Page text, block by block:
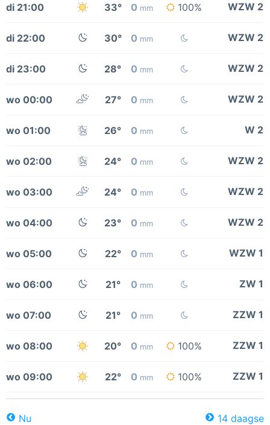
di 21:00 33° 0 mm 100% WZW 2
di 22:00 30° 0 mm WZW 2
di 23:00 28° 0 mm WZW 2
wo 00:00 27° 0 mm WZW 2
wo 01:00 26° 0 mm W 2
wo 02:00 24° 0 mm WZW 2
wo 03:00 24° 0 mm WZW 2
wo 04:00 23° 0 mm WZW 2
wo 05:00 22° 0 mm WZW 1
wo 06:00 21° 0 mm ZW 1
wo 07:00 21° 0 mm ZZW 1
wo 08:00 20° 0 mm 100% ZZW 1
wo 09:00 22° 0 mm 100% ZZW 1
Nu 14 daagse